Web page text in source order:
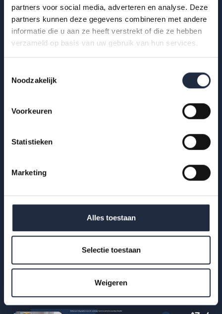
partners voor social media, adverteren en analyse. Deze
partners kunnen deze gegevens combineren met andere
informatie die u aan ze heeft verstrekt of die ze hebben
verzameld op basis van uw gebruik van hun services.
Noodzakelijk
Voorkeuren
Statistieken
Marketing
Alles toestaan
Selectie toestaan
Weigeren
Lees meer
Werknemers- en werkgeversenquête 2e
kwartaal 2025 – Gehandicaptenzorg
Hoe ervaren werknemers en werkgevers het werken in de
gehandicaptenzorg? Bekijk de infographic met kerncijfers Q2
2025.